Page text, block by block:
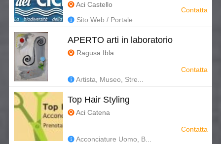
Aci Castello
Sito Web / Portale
Contatta
APERTO arti in laboratorio
Ragusa Ibla
Artista, Museo, Stre...
Contatta
Top Hair Styling
Aci Catena
Acconciature Uomo, B...
Contatta